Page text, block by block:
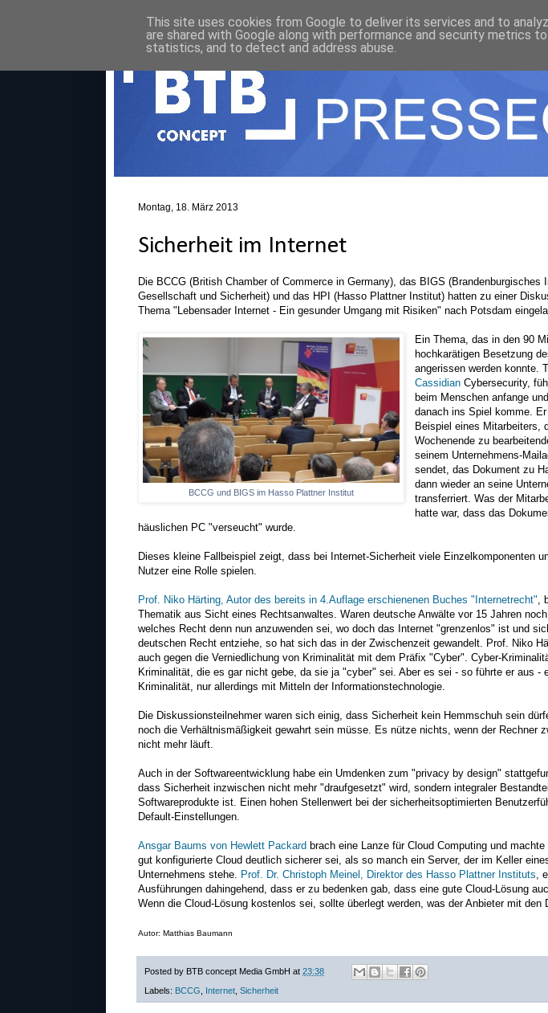
Montag, 18. März 2013
Sicherheit im Internet
Die BCCG (British Chamber of Commerce in Germany), das BIGS (Brandenburgisches
Gesellschaft und Sicherheit) und das HPI (Hasso Plattner Institut) hatten zu einer
Thema "Lebensader Internet - Ein gesunder Umgang mit Risiken" nach Potsdam
BCCG und BIGS im Hasso Plattner Institut
Ein Thema, das in den 90
hochkarätigen Besetzung
angerissen werden konnte.
Cassidian Cybersecurity,
beim Menschen anfange
danach ins Spiel komme.
Beispiel eines Mitarbeiters,
Wochenende zu
seinem Unternehmens-
sendet, das Dokument zu
dann wieder an seine
transferriert. Was der
hatte war, dass das
häuslichen PC "verseucht" wurde.
Dieses kleine Fallbeispiel zeigt, dass bei Internet-Sicherheit viele Einzelkomponenten
Nutzer eine Rolle spielen.
Prof. Niko Härting, Autor des bereits in 4.Auflage erschienenen Buches "Internetrecht" ,
Thematik aus Sicht eines Rechtsanwaltes. Waren deutsche Anwälte vor 15 Jahren
welches Recht denn nun anzuwenden sei, wo doch das Internet "grenzenlos" ist und
deutschen Recht entziehe, so hat sich das in der Zwischenzeit gewandelt. Prof. Niko
auch gegen die Verniedlichung von Kriminalität mit dem Präfix "Cyber". Cyber-
Kriminalität, die es gar nicht gebe, da sie ja "cyber" sei. Aber es sei - so führte er aus -
Kriminalität, nur allerdings mit Mitteln der Informationstechnologie.
Die Diskussionsteilnehmer waren sich einig, dass Sicherheit kein Hemmschuh sein
noch die Verhältnismäßigkeit gewahrt sein müsse. Es nütze nichts, wenn der Rechner
nicht mehr läuft.
Auch in der Softwareentwicklung habe ein Umdenken zum "privacy by design"
dass Sicherheit inzwischen nicht mehr "draufgesetzt" wird, sondern integraler
Softwareprodukte ist. Einen hohen Stellenwert bei der sicherheitsoptimierten
Default-Einstellungen.
Ansgar Baums von Hewlett Packard brach eine Lanze für Cloud Computing und
gut konfigurierte Cloud deutlich sicherer sei, als so manch ein Server, der im Keller
Unternehmens stehe. Prof. Dr. Christoph Meinel, Direktor des Hasso Plattner Instituts ,
Ausführungen dahingehend, dass er zu bedenken gab, dass eine gute Cloud-Lösung
Wenn die Cloud-Lösung kostenlos sei, sollte überlegt werden, was der Anbieter mit den
Autor: Matthias Baumann
Posted by BTB concept Media GmbH at 23:38
Labels: BCCG Internet Sicherheit
This site uses cookies from Google to deliver its services and to
are shared with Google along with performance and security metrics
statistics, and to detect and address abuse.